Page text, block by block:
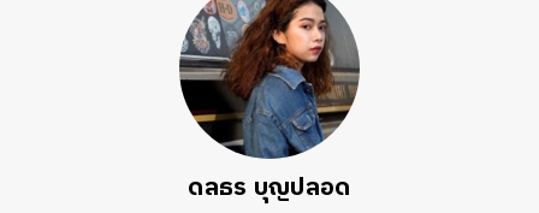
ดลธร บุญปลอด